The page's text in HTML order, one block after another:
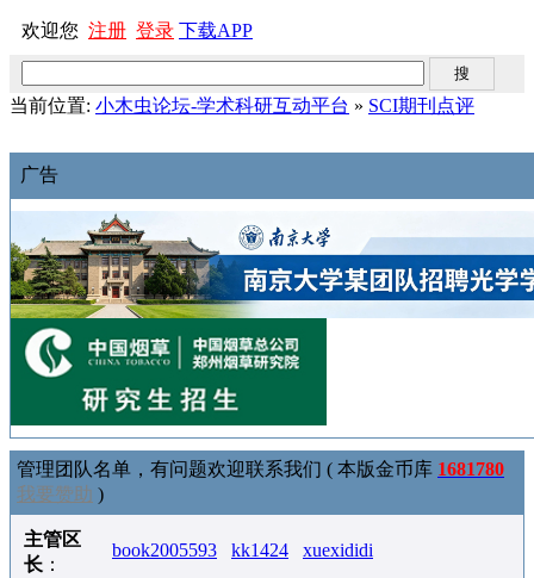
欢迎您 注册 登录 下载APP
当前位置: 小木虫论坛-学术科研互动平台 » SCI期刊点评
广告
管理团队名单，有问题欢迎联系我们 ( 本版金币库 1681780
我要赞助 )
主管区
长 ：
book2005593 kk1424 xuexididi